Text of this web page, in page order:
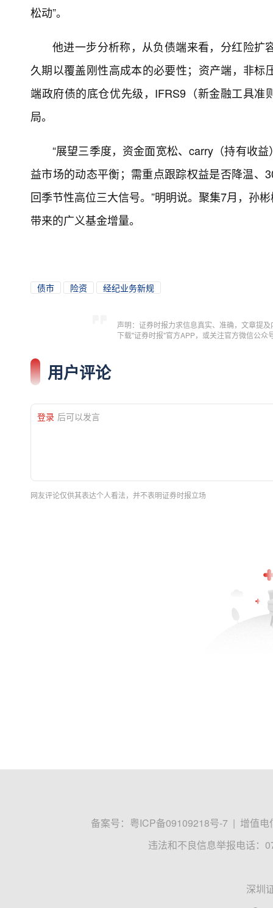
松动”。
他进一步分析称，从负债端来看，分红险
久期以覆盖刚性高成本的必要性；资产端，非
端政府债的底仓优先级，IFRS9（新金融工具准
局。
“展望三季度，资金面宽松、carry（持有收
益市场的动态平衡；需重点跟踪权益是否降温
回季节性高位三大信号。”明明说。聚集7月，孙
带来的广义基金增量。
债市 险资 经纪业务新规
声明：证券时报力求信息真实、准确，文章提
下载"证券时报"官方APP，或关注官方微信公
用户评论
登录 后可以发言
网友评论仅供其表达个人看法，并不表明证券时报立场
备案号： 粤ICP备09109218号-7 | 增值电
违法和不良信息举报电话：
深圳